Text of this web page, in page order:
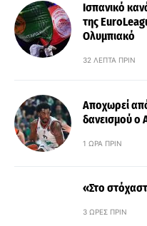
Ισπανικό
της
Ολυμπιακό
32 ΛΕΠΤΆ ΠΡΙΝ
Αποχωρεί
δανεισμού ο
1 ΏΡΑ ΠΡΙΝ
«Στο
3 ΏΡΕΣ ΠΡΙΝ